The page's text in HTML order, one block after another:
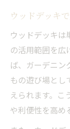
外部
ウッ
トとは
外部
のポ
くつろぎ
外部
ウッドデッキ
ウッドデッキは
の活用範囲を広
ば、ガーデニン
もの遊び場とし
えられます。こ
や利便性を高め